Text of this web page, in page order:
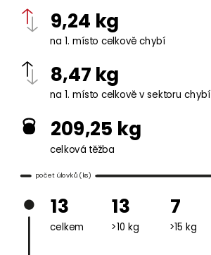
9,24 kg
na 1. místo celkově chybí
8,47 kg
na 1. místo celkově v sektoru chybí
209,25 kg
celková těžba
počet úlovků (ks)
13
celkem
13
>10 kg
7
>15 kg